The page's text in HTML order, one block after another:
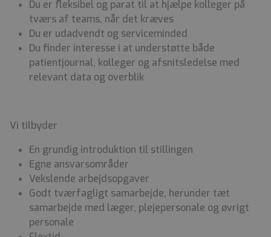
Du er fleksibel og parat til at hjælpe kolleger på
tværs af teams, når det kræves
Du er udadvendt og serviceminded
Du finder interesse i at understøtte både
patientjournal, kolleger og afsnitsledelse med
relevant data og overblik
Vi tilbyder
En grundig introduktion til stillingen
Egne ansvarsområder
Vekslende arbejdsopgaver
Godt tværfagligt samarbejde, herunder tæt
samarbejde med læger, plejepersonale og øvrigt
personale